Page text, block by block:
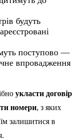
будуть
поступово —
впровадження
укласти договір
номери, з яких
залишитися в